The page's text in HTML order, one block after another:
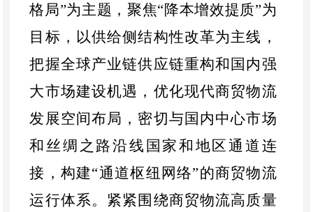
格局”为主题，聚焦“降本增效提质”为
目标，以供给侧结构性改革为主线，
把握全球产业链供应链重构和国内强
大市场建设机遇，优化现代商贸物流
发展空间布局，密切与国内中心市场
和丝绸之路沿线国家和地区通道连
接，构建“通道枢纽网络”的商贸物流
运行体系。 紧紧围绕商贸物流高质量